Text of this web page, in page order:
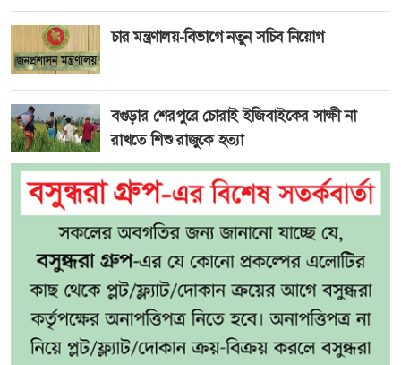
চার মন্ত্রণালয়-বিভাগে নতুন সচিব নিয়োগ
বগুড়ার শেরপুরে চোরাই ইজিবাইকের সাক্ষী না
রাখতে শিশু রাজুকে হত্যা